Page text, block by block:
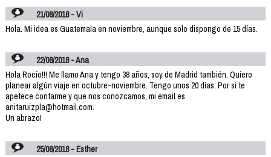
21/08/2018 - Vi
Hola. Mi idea es Guatemala en noviembre, aunque solo dispongo de 15 días.
22/08/2018 - Ana
Hola Rocío!!! Me llamo Ana y tengo 38 años, soy de Madrid también. Quiero
planear algún viaje en octubre-noviembre. Tengo unos 20 días. Por si te
apetece contarme y que nos conozcamos, mi email es
anitaruizpla@hotmail.com.
Un abrazo!
25/08/2018 - Esther